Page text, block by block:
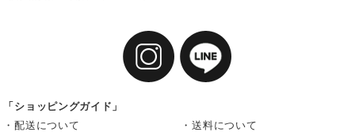
「ショッピングガイド」
・配送について
・送料について